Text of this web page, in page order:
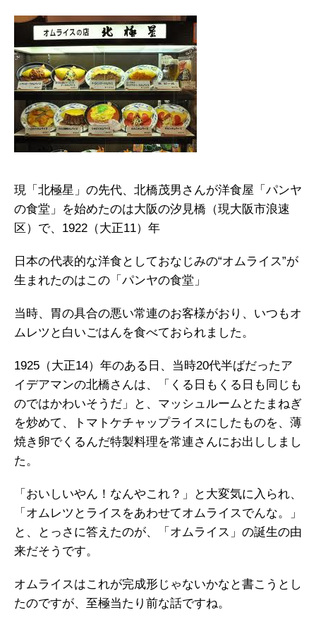
現「北極星」の先代、北橋茂男さんが洋食屋「パンヤ
の食堂」を始めたのは大阪の汐見橋（現大阪市浪速
区）で、1922（大正11）年
日本の代表的な洋食としておなじみの“オムライス”が
生まれたのはこの「パンヤの食堂」
当時、胃の具合の悪い常連のお客様がおり、いつもオ
ムレツと白いごはんを食べておられました。
1925（大正14）年のある日、当時20代半ばだったア
イデアマンの北橋さんは、「くる日もくる日も同じも
のではかわいそうだ」と、マッシュルームとたまねぎ
を炒めて、トマトケチャップライスにしたものを、薄
焼き卵でくるんだ特製料理を常連さんにお出ししまし
た。
「おいしいやん！なんやこれ？」と大変気に入られ、
「オムレツとライスをあわせてオムライスでんな。」
と、とっさに答えたのが、「オムライス」の誕生の由
来だそうです。
オムライスはこれが完成形じゃないかなと書こうとし
たのですが、至極当たり前な話ですね。